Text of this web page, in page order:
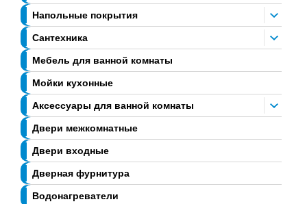
Напольные покрытия
Сантехника
Мебель для ванной комнаты
Мойки кухонные
Аксессуары для ванной комнаты
Двери межкомнатные
Двери входные
Дверная фурнитура
Водонагреватели